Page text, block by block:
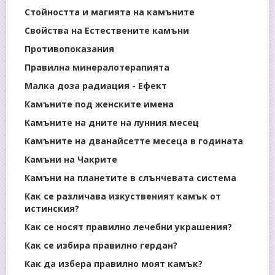
Стойността и магията на камъните
Свойства на Естествените камъни
Противопоказания
Правилна минералотерапията
Малка доза радиация - Ефект
Камъните под женските имена
Камъните на дните на лунния месец
Камъните на дванайсетте месеца в годината
Камъни на Чакрите
Камъни на планетите в слънчевата система
Как се различава изкуственият камък от
истинския?
Как се носят правилно лечебни украшения?
Как се избира правилно гердан?
Как да избера правилно моят камък?